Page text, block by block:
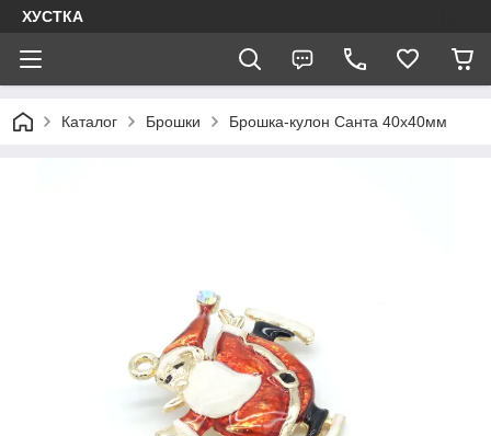
ХУСТКА
Каталог Брошки Брошка-кулон Санта 40х40мм